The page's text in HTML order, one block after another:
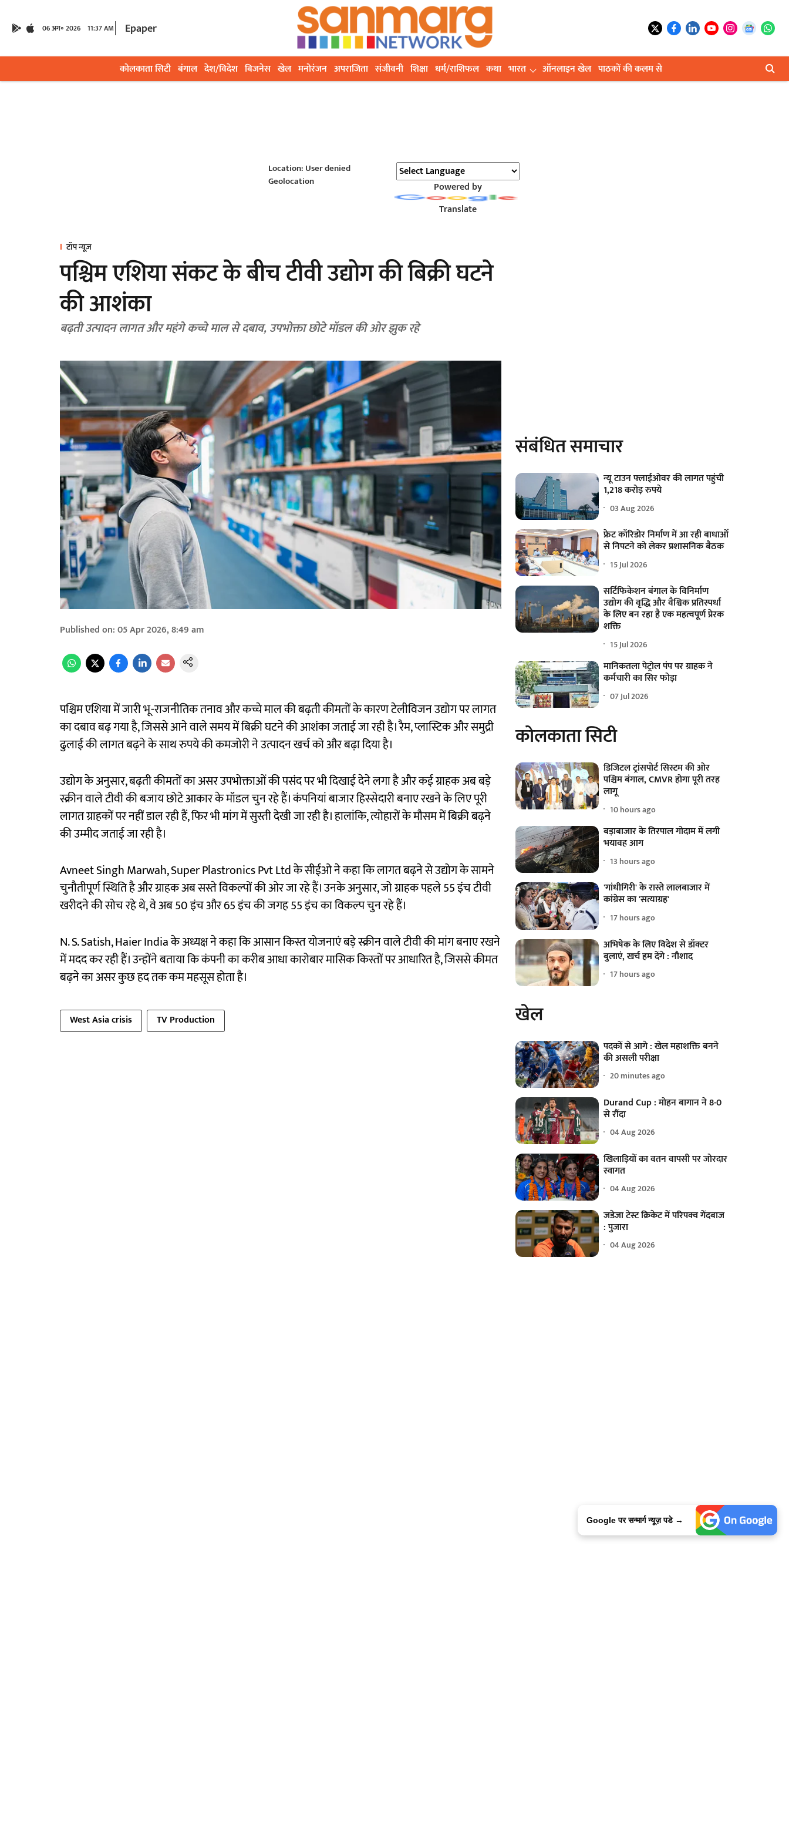
06 अग॰ 2026 11:37 AM Epaper
कोलकाता सिटी बंगाल देश/विदेश बिजनेस खेल मनोरंजन अपराजिता संजीवनी शिक्षा धर्म/राशिफल कथा भारत ऑनलाइन खेल पाठकों की कलम से
Location: User denied
Geolocation
Powered by
Translate
टॉप न्यूज़
पश्चिम एशिया संकट के बीच टीवी उद्योग की बिक्री घटने
की आशंका
बढ़ती उत्पादन लागत और महंगे कच्चे माल से दबाव, उपभोक्ता छोटे मॉडल की ओर झुक रहे
Published on:05 Apr 2026, 8:49 am
पश्चिम एशिया में जारी भू-राजनीतिक तनाव और कच्चे माल की बढ़ती कीमतों के कारण टेलीविजन उद्योग पर लागत
का दबाव बढ़ गया है, जिससे आने वाले समय में बिक्री घटने की आशंका जताई जा रही है। रैम, प्लास्टिक और समुद्री
ढुलाई की लागत बढ़ने के साथ रुपये की कमजोरी ने उत्पादन खर्च को और बढ़ा दिया है।
उद्योग के अनुसार, बढ़ती कीमतों का असर उपभोक्ताओं की पसंद पर भी दिखाई देने लगा है और कई ग्राहक अब बड़े
स्क्रीन वाले टीवी की बजाय छोटे आकार के मॉडल चुन रहे हैं। कंपनियां बाजार हिस्सेदारी बनाए रखने के लिए पूरी
लागत ग्राहकों पर नहीं डाल रही हैं, फिर भी मांग में सुस्ती देखी जा रही है। हालांकि, त्योहारों के मौसम में बिक्री बढ़ने
की उम्मीद जताई जा रही है।
Avneet Singh Marwah, Super Plastronics Pvt Ltd के सीईओ ने कहा कि लागत बढ़ने से उद्योग के सामने
चुनौतीपूर्ण स्थिति है और ग्राहक अब सस्ते विकल्पों की ओर जा रहे हैं। उनके अनुसार, जो ग्राहक पहले 55 इंच टीवी
खरीदने की सोच रहे थे, वे अब 50 इंच और 65 इंच की जगह 55 इंच का विकल्प चुन रहे हैं।
N. S. Satish, Haier India के अध्यक्ष ने कहा कि आसान किस्त योजनाएं बड़े स्क्रीन वाले टीवी की मांग बनाए रखने
में मदद कर रही हैं। उन्होंने बताया कि कंपनी का करीब आधा कारोबार मासिक किस्तों पर आधारित है, जिससे कीमत
बढ़ने का असर कुछ हद तक कम महसूस होता है।
West Asia crisis TV Production
संबंधित समाचार
न्यू टाउन फ्लाईओवर की लागत पहुंची
1,218 करोड़ रुपये
03 Aug 2026
फ्रेट कॉरिडोर निर्माण में आ रही बाधाओं
से निपटने को लेकर प्रशासनिक बैठक
15 Jul 2026
सर्टिफिकेशन बंगाल के विनिर्माण
उद्योग की वृद्धि और वैश्विक प्रतिस्पर्धा
के लिए बन रहा है एक महत्वपूर्ण प्रेरक
शक्ति
15 Jul 2026
मानिकतला पेट्रोल पंप पर ग्राहक ने
कर्मचारी का सिर फोड़ा
07 Jul 2026
कोलकाता सिटी
डिजिटल ट्रांसपोर्ट सिस्टम की ओर
पश्चिम बंगाल, CMVR होगा पूरी तरह
लागू
10 hours ago
बड़ाबाजार के तिरपाल गोदाम में लगी
भयावह आग
13 hours ago
'गांधीगिरी' के रास्ते लालबाजार में
कांग्रेस का 'सत्याग्रह'
17 hours ago
अभिषेक के लिए विदेश से डॉक्टर
बुलाएं, खर्च हम देंगे : नौशाद
17 hours ago
खेल
पदकों से आगे : खेल महाशक्ति बनने
की असली परीक्षा
20 minutes ago
Durand Cup : मोहन बागान ने 8-0
से रौंदा
04 Aug 2026
खिलाड़ियों का वतन वापसी पर जोरदार
स्वागत
04 Aug 2026
जडेजा टेस्ट क्रिकेट में परिपक्व गेंदबाज
: पुजारा
04 Aug 2026
Google पर सन्मार्ग न्यूज़ पडे →